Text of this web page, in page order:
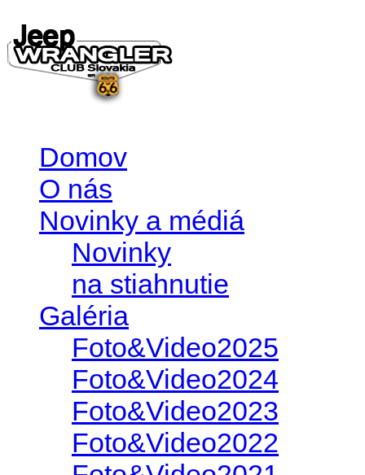
Domov
O nás
Novinky a médiá
Novinky
na stiahnutie
Galéria
Foto&Video2025
Foto&Video2024
Foto&Video2023
Foto&Video2022